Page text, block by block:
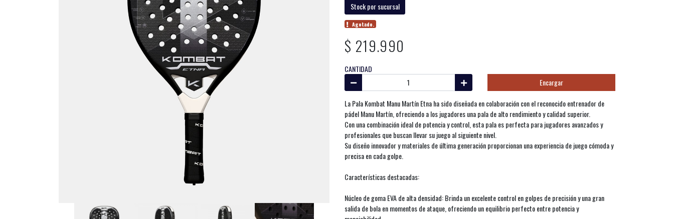
Stock por sucursal
Agotado.
$ 219.990
CANTIDAD
Encargar
La Pala Kombat Manu Martín Etna ha sido diseñada en colaboración con el reconocido entrenador de
pádel Manu Martín, ofreciendo a los jugadores una pala de alto rendimiento y calidad superior.
Con una combinación ideal de potencia y control, esta pala es perfecta para jugadores avanzados y
profesionales que buscan llevar su juego al siguiente nivel.
Su diseño innovador y materiales de última generación proporcionan una experiencia de juego cómoda y
precisa en cada golpe.
Características destacadas:
Núcleo de goma EVA de alta densidad: Brinda un excelente control en golpes de precisión y una gran
salida de bola en momentos de ataque, ofreciendo un equilibrio perfecto entre potencia y